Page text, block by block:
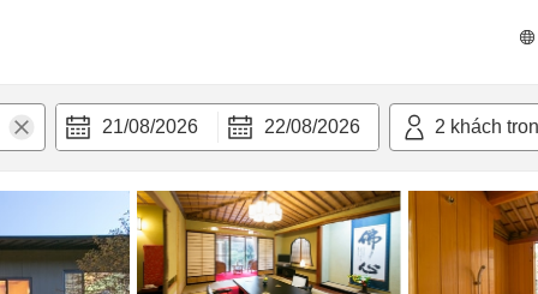
21/08/2026 22/08/2026 2 khách
bật Tiện nghi